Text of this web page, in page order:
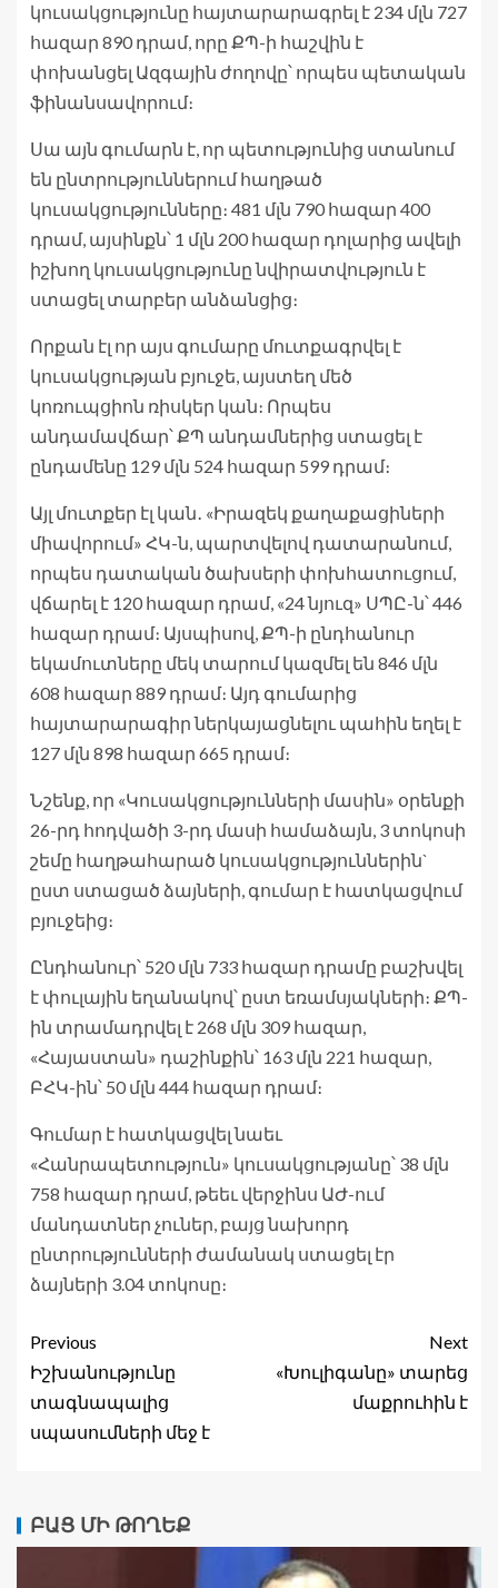
կուսակցությունը հայտարարագրել է 234 մլն 727
հազար 890 դրամ, որը ՔՊ-ի հաշվին է
փոխանցել Ազգային ժողովը՝ որպես պետական
ֆինանսավորում։
Սա այն գումարն է, որ պետությունից ստանում
են ընտրություններում հաղթած
կուսակցությունները։ 481 մլն 790 հազար 400
դրամ, այսինքն՝ 1 մլն 200 հազար դոլարից ավելի
իշխող կուսակցությունը նվիրատվություն է
ստացել տարբեր անձանցից։
Որքան էլ որ այս գումարը մուտքագրվել է
կուսակցության բյուջե, այստեղ մեծ
կոռուպցիոն ռիսկեր կան։ Որպես
անդամավճար՝ ՔՊ անդամներից ստացել է
ընդամենը 129 մլն 524 հազար 599 դրամ։
Այլ մուտքեր էլ կան․ «Իրազեկ քաղաքացիների
միավորում» ՀԿ-ն, պարտվելով դատարանում,
որպես դատական ծախսերի փոխհատուցում,
վճարել է 120 հազար դրամ, «24 նյուզ» ՍՊԸ-ն՝ 446
հազար դրամ։ Այսպիսով, ՔՊ-ի ընդհանուր
եկամուտները մեկ տարում կազմել են 846 մլն
608 հազար 889 դրամ։ Այդ գումարից
հայտարարագիր ներկայացնելու պահին եղել է
127 մլն 898 հազար 665 դրամ։
Նշենք, որ «Կուսակցությունների մասին» օրենքի
26-րդ հոդվածի 3-րդ մասի համաձայն, 3 տոկոսի
շեմը հաղթահարած կուսակցություններին`
ըստ ստացած ձայների, գումար է հատկացվում
բյուջեից։
Ընդհանուր՝ 520 մլն 733 հազար դրամը բաշխվել
է փուլային եղանակով՝ ըստ եռամսյակների։ ՔՊ-
ին տրամադրվել է 268 մլն 309 հազար,
«Հայաստան» դաշինքին՝ 163 մլն 221 հազար,
ԲՀԿ-ին՝ 50 մլն 444 հազար դրամ։
Գումար է հատկացվել նաեւ
«Հանրապետություն» կուսակցությանը՝ 38 մլն
758 հազար դրամ, թեեւ վերջինս ԱԺ-ում
մանդատներ չուներ, բայց նախորդ
ընտրությունների ժամանակ ստացել էր
ձայների 3.04 տոկոսը։
Previous
Իշխանությունը
տագնապալից
սպասումների մեջ է
Next
«Խուլիգանը» տարեց
մաքրուհին է
ԲԱՑ ՄԻ ԹՈՂԵՔ